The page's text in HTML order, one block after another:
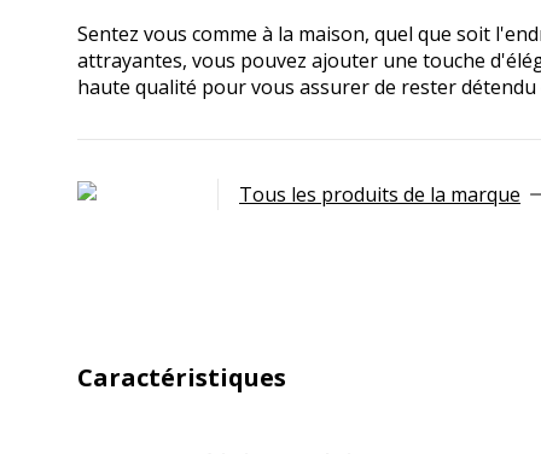
Sentez vous comme à la maison, quel que soit
attrayantes, vous pouvez ajouter une touche
haute qualité pour vous assurer de rester
Tous les produits de la marque
Caractéristiques